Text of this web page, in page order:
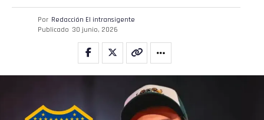
Por Redacción El intransigente
Publicado 30 junio, 2026